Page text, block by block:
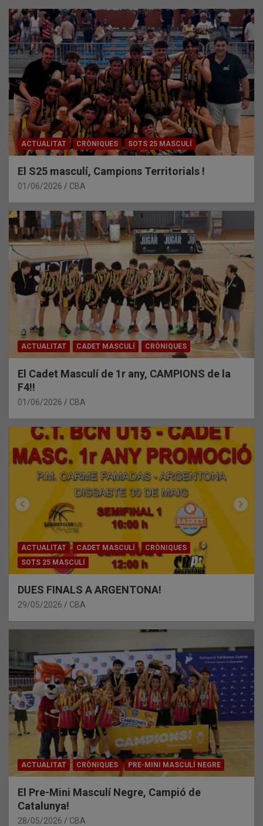
ACTUALITAT CRÒNIQUES SOTS 25 MASCULÍ
El S25 masculí, Campions Territorials !
01/06/2026 CBA
ACTUALITAT CADET MASCULÍ CRÒNIQUES
El Cadet Masculí de 1r any, CAMPIONS de la
F4!!
01/06/2026 CBA
ACTUALITAT CADET MASCULÍ
CRÒNIQUES
SOTS 25 MASCULÍ
DUES FINALS A ARGENTONA!
29/05/2026 CBA
ACTUALITAT CRÒNIQUES PRE-MINI MASCULÍ NEGRE
El Pre-Mini Masculí Negre, Campió de
Catalunya!
28/05/2026 CBA